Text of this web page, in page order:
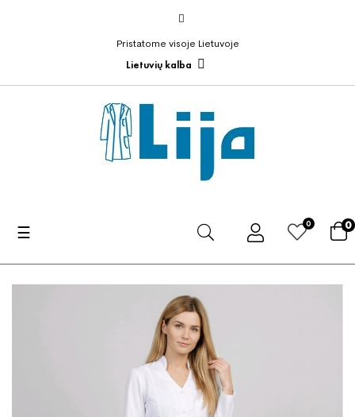
Pristatome visoje Lietuvoje
Lietuvių kalba
Toggle
☰ 0 0